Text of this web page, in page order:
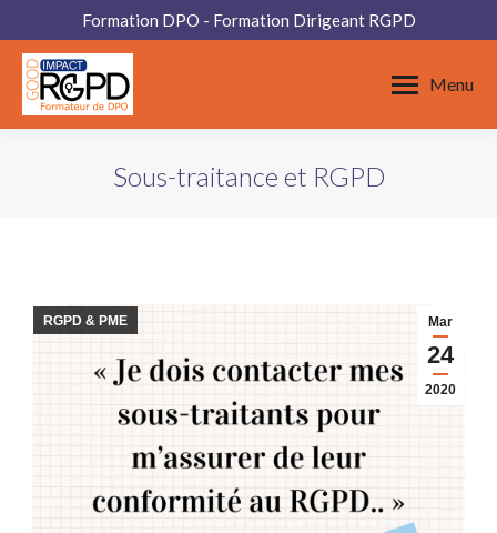
Formation DPO - Formation Dirigeant RGPD
Menu
Sous-traitance et RGPD
Mar
24
2020
RGPD & PME